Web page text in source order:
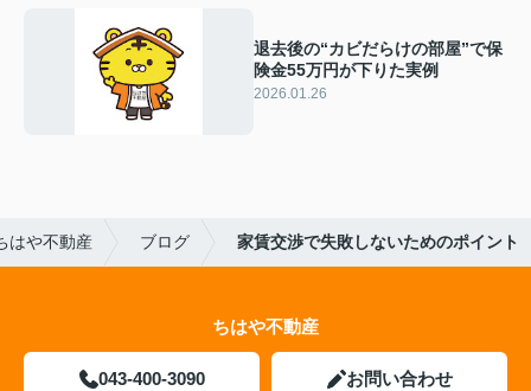
退去後の“カビだらけの部屋”で保
険金55万円が下りた実例
2026.01.26
はや不動産 ブログ 家賃交渉で失敗しないためのポイント
ちはや不動産
043-400-3090 お問い合わせ